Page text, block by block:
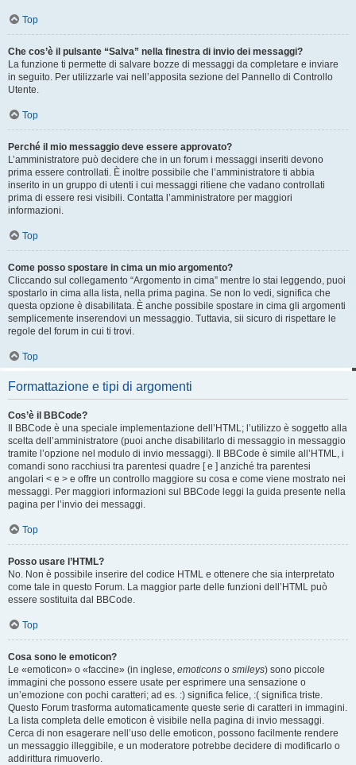
Top
Che cos’è il pulsante “Salva” nella finestra di invio dei messaggi?
La funzione ti permette di salvare bozze di messaggi da completare e inviare
in seguito. Per utilizzarle vai nell’apposita sezione del Pannello di Controllo
Utente.
Top
Perché il mio messaggio deve essere approvato?
L’amministratore può decidere che in un forum i messaggi inseriti devono
prima essere controllati. È inoltre possibile che l’amministratore ti abbia
inserito in un gruppo di utenti i cui messaggi ritiene che vadano controllati
prima di essere resi visibili. Contatta l’amministratore per maggiori
informazioni.
Top
Come posso spostare in cima un mio argomento?
Cliccando sul collegamento “Argomento in cima” mentre lo stai leggendo, puoi
spostarlo in cima alla lista, nella prima pagina. Se non lo vedi, significa che
questa opzione è disabilitata. È anche possibile spostare in cima gli argomenti
semplicemente inserendovi un messaggio. Tuttavia, sii sicuro di rispettare le
regole del forum in cui ti trovi.
Top
Formattazione e tipi di argomenti
Cos’è il BBCode?
Il BBCode è una speciale implementazione dell’HTML; l’utilizzo è soggetto alla
scelta dell’amministratore (puoi anche disabilitarlo di messaggio in messaggio
tramite l’opzione nel modulo di invio messaggi). Il BBCode è simile all’HTML, i
comandi sono racchiusi tra parentesi quadre [ e ] anziché tra parentesi
angolari < e > e offre un controllo maggiore su cosa e come viene mostrato nei
messaggi. Per maggiori informazioni sul BBCode leggi la guida presente nella
pagina per l’invio dei messaggi.
Top
Posso usare l’HTML?
No. Non è possibile inserire del codice HTML e ottenere che sia interpretato
come tale in questo Forum. La maggior parte delle funzioni dell’HTML può
essere sostituita dal BBCode.
Top
Cosa sono le emoticon?
Le «emoticon» o «faccine» (in inglese, emoticons o smileys) sono piccole
immagini che possono essere usate per esprimere una sensazione o
un’emozione con pochi caratteri; ad es. :) significa felice, :( significa triste.
Questo Forum trasforma automaticamente queste serie di caratteri in immagini.
La lista completa delle emoticon è visibile nella pagina di invio messaggi.
Cerca di non esagerare nell’uso delle emoticon, possono facilmente rendere
un messaggio illeggibile, e un moderatore potrebbe decidere di modificarlo o
addirittura rimuoverlo.